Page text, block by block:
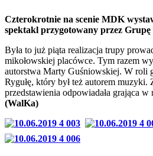
Czterokrotnie na scenie MDK
spektakl przygotowany przez
Była to już piąta realizacja trupy
mikołowskiej placówce. Tym razem
autorstwa Marty Guśniowskiej. W roli
Rygułę, który był też autorem muzyki.
przedstawienia odpowiadała grająca
(WalKa)